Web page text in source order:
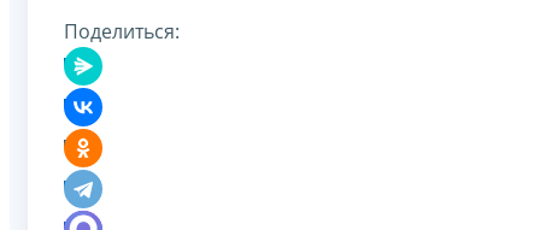
Поделиться: